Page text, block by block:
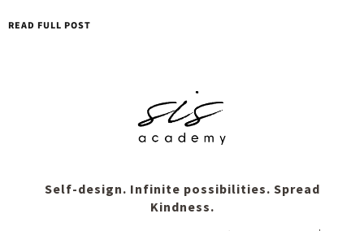
READ FULL POST
Self-design. Infinite possibilities. Spread
Kindness.